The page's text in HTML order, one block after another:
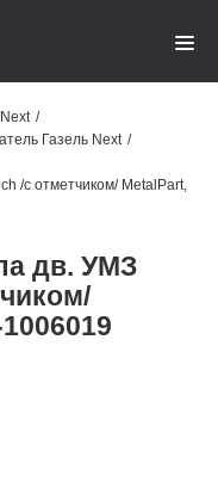
/
Газель Next /
/с отметчиком/ MetalPart,
дв. УМЗ